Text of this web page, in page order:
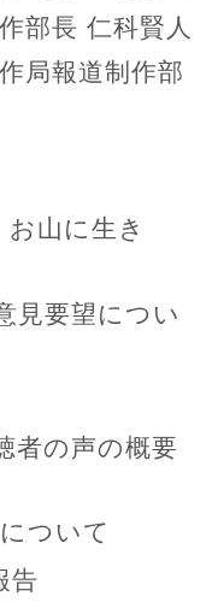
部長 仁科賢人
局報道制作部
お山に生き
見要望につい
者の声の概要
ついて
告